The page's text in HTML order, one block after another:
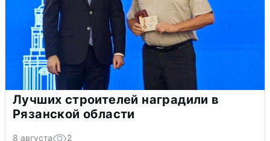
Лучших строителей наградили в
Рязанской области
8 августа 2